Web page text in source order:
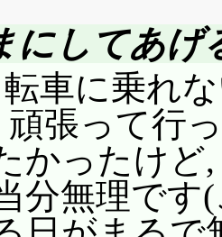
にしてあげ
車に乗れ
頑張って行
かったけど
分無理です